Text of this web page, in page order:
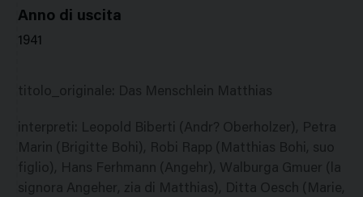
Anno di uscita
1941
titolo_originale: Das Menschlein Matthias
interpreti: Leopold Biberti (Andr? Oberholzer), Petra
Marin (Brigitte Bohi), Robi Rapp (Matthias Bohi, suo
figlio), Hans Ferhmann (Angehr), Walburga Gmuer (la
signora Angeher, zia di Matthias), Ditta Oesch (Marie,